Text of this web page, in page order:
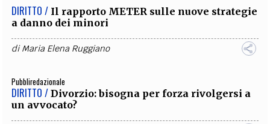
DIRITTO / Il rapporto METER sulle nuove strategie
a danno dei minori
diMaria Elena Ruggiano
Pubbliredazionale
DIRITTO / Divorzio: bisogna per forza rivolgersi a
un avvocato?